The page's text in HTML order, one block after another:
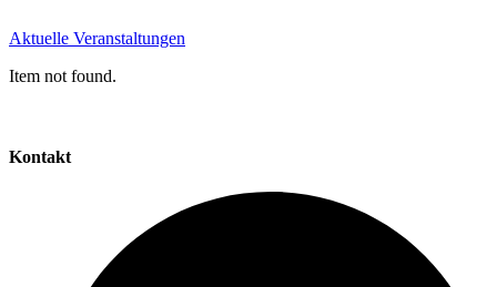
Aktuelle Veranstaltungen
Item not found.
Kontakt